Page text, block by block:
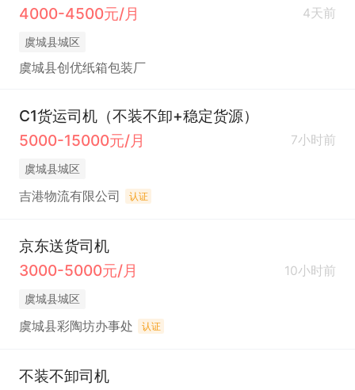
4000-4500元/月 4天前
虞城县城区
虞城县创优纸箱包装厂
C1货运司机（不装不卸+稳定货源）
5000-15000元/月
7小时前
虞城县城区
吉港物流有限公司 认证
京东送货司机
3000-5000元/月
10小时前
虞城县城区
虞城县彩陶坊办事处 认证
不装不卸司机